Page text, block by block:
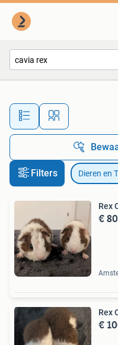
Alle
Filters Dieren en
Rex
€
Rex
€